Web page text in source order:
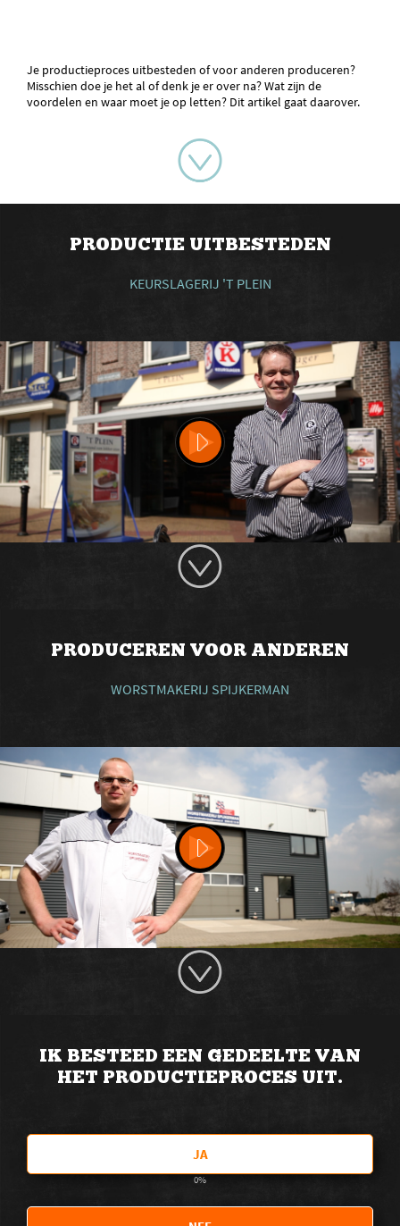
Je productieproces uitbesteden of voor anderen produceren?
Misschien doe je het al of denk je er over na? Wat zijn de
voordelen en waar moet je op letten? Dit artikel gaat daarover.
PRODUCTIE UITBESTEDEN
KEURSLAGERIJ 'T PLEIN
PRODUCEREN VOOR ANDEREN
WORSTMAKERIJ SPIJKERMAN
IK BESTEED EEN GEDEELTE VAN
HET PRODUCTIEPROCES UIT.
JA
0%